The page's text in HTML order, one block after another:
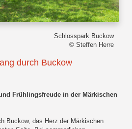
Schlosspark Buckow
© Steffen Herre
durch Buckow
Frühlingsfreude in der Märkischen
Buckow, das Herz der Märkischen